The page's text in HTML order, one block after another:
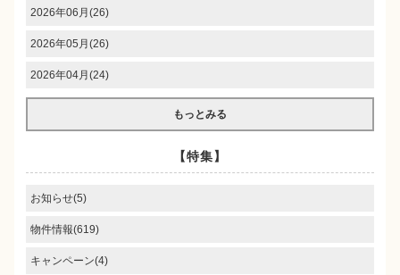
2026年06月(26)
2026年05月(26)
2026年04月(24)
もっとみる
【特集】
お知らせ(5)
物件情報(619)
キャンペーン(4)